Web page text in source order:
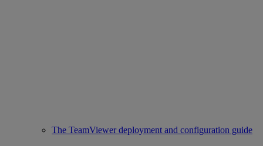
The TeamViewer deployment and configuration guide